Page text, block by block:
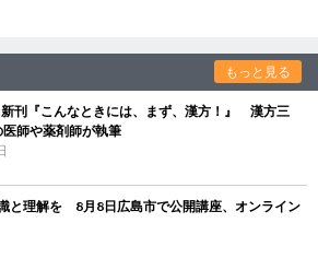
もっと見る
刊『こんなときには、まず、漢方！』 漢方三
師や薬剤師が執筆
と理解を 8月8日広島市で公開講座、オンライン